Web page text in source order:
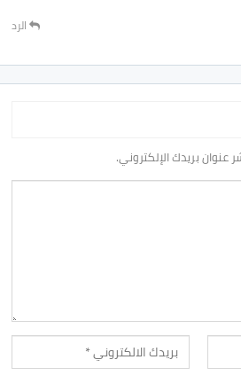
الرد
عنوان بريدك الإلكتروني.